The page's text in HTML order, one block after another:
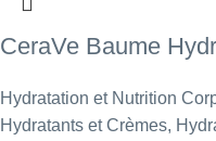
CeraVe Baume
Hydratation et Nutrition
Hydratants et Crèmes,